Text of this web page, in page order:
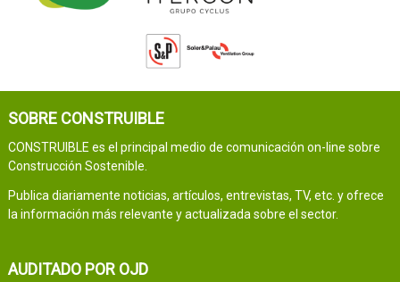
SOBRE CONSTRUIBLE
CONSTRUIBLE es el principal medio de comunicación on-line sobre
Construcción Sostenible.
Publica diariamente noticias, artículos, entrevistas, TV, etc. y ofrece
la información más relevante y actualizada sobre el sector.
AUDITADO POR OJD